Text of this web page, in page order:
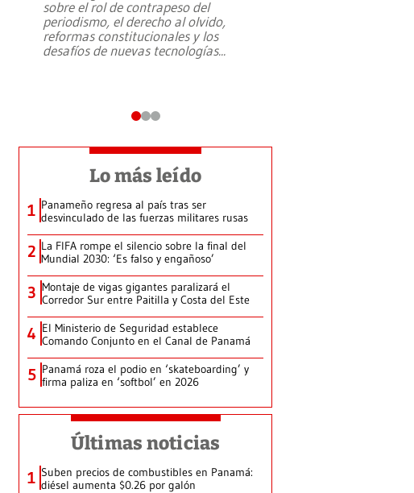
sobre el rol de contrapeso del
periodismo, el derecho al olvido,
reformas constitucionales y los
desafíos de nuevas tecnologías...
Lo más leído
1 Panameño regresa al país tras ser
desvinculado de las fuerzas militares rusas
2 La FIFA rompe el silencio sobre la final del
Mundial 2030: ‘Es falso y engañoso’
3 Montaje de vigas gigantes paralizará el
Corredor Sur entre Paitilla y Costa del Este
4 El Ministerio de Seguridad establece
Comando Conjunto en el Canal de Panamá
5 Panamá roza el podio en ‘skateboarding’ y
firma paliza en ‘softbol’ en 2026
Últimas noticias
1 Suben precios de combustibles en Panamá:
diésel aumenta $0.26 por galón